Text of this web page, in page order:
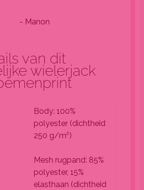
- Manon
van dit
wielerjack
Body: 100%
polyester (dichtheid
250 g/m²)
Mesh rugpand: 85%
polyester, 15%
elasthaan (dichtheid